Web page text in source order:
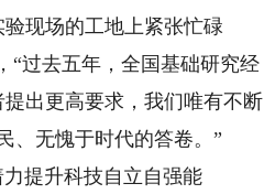
现场的工地上紧张忙碌
“过去五年，全国基础研究经
出更高要求，我们唯有不断
、无愧于时代的答卷。”
提升科技自立自强能